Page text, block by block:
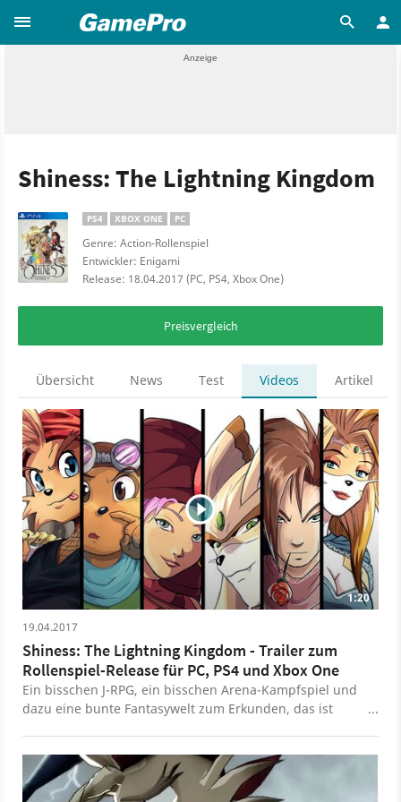
Shiness: The Lightning Kingdom
PS4 XBOX ONE PC
Genre: Action-Rollenspiel
Entwickler: Enigami
Release: 18.04.2017 (PC, PS4, Xbox One)
Preisvergleich
Übersicht News Test Videos Artikel
1:20
19.04.2017
Shiness: The Lightning Kingdom - Trailer zum
Rollenspiel-Release für PC, PS4 und Xbox One
Ein bisschen J-RPG, ein bisschen Arena-Kampfspiel und
dazu eine bunte Fantasywelt zum Erkunden, das ist
für PC, PS4 undd Xbox One zu haben und erzählt die
Geschichte von fünf unwahrscheinlichen Verbündeten,